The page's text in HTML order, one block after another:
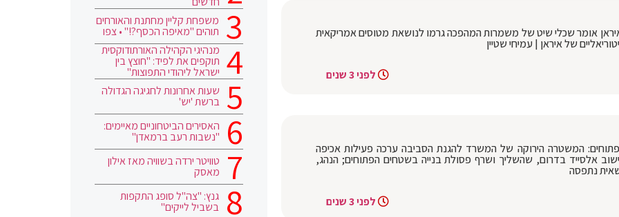
אומר שכלי שיט של משמרות המהפכה גרמו לנושאת מטוסים אמריקאית
לפני 3 שנים
המשטרה הירוקה של המשרד להגנת הסביבה ערכה פעילות אכיפה
אלסייד בדרום, שהשליך ושרף פסולת בנייה בשטחים הפתוחים; הנהג,
נתפסה
לפני 3 שנים
משפחת קליין מחתנת והאורחים
תוהים "מאיפה הכסף?!" • צפו
מנהיגי הקהילה האורתודוקסית
תוקפים את לפיד: "חוצץ בין
ישראל ליהודי התפוצות"
שעות אחרונות לחגיגה הגדולה
ברשת 'יש'
האסירים הביטחוניים מאיימים:
"נשבות רעב ברמאדן"
טוויטר ירדה בשוויה מאז אילון
מאסק
גנץ: "צה"ל סופג התקפות
בשביל לייקים"